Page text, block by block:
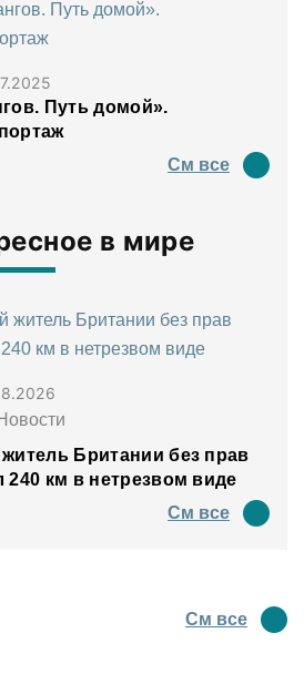
Путь домой».
См все
в мире
Британии без прав
240 км в нетрезвом виде
См все
См все